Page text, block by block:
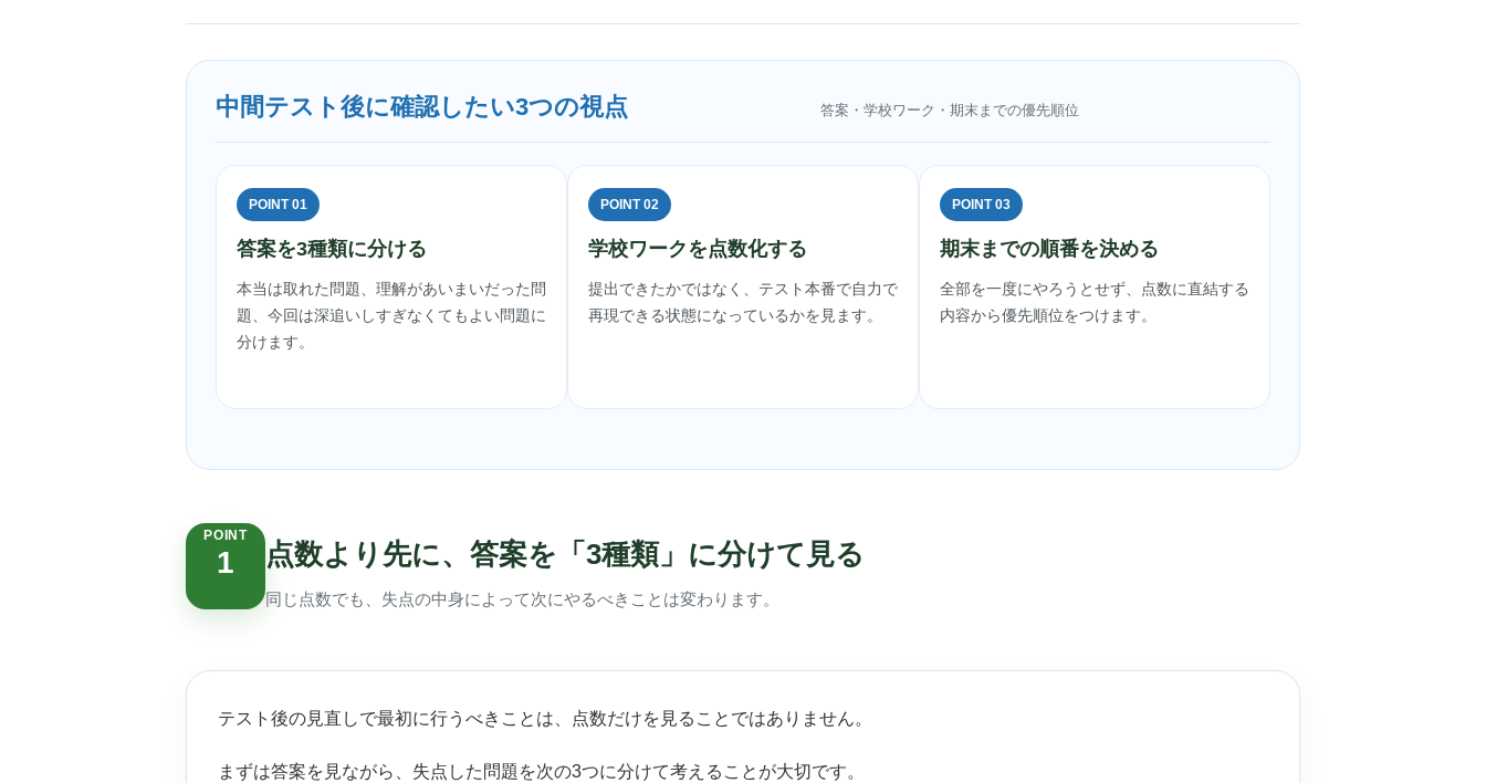
中間テスト後に確認したい3つの視点 答案・学校ワーク・期末までの優先順位
POINT 01
答案を3種類に分ける
本当は取れた問題、理解があいまいだった問
題、今回は深追いしすぎなくてもよい問題に
分けます。
POINT 02
学校ワークを点数化する
提出できたかではなく、テスト本番で自力で
再現できる状態になっているかを見ます。
POINT 03
期末までの順番を決める
全部を一度にやろうとせず、点数に直結する
内容から優先順位をつけます。
POINT
1 点数より先に、答案を「3種類」に分けて見る
同じ点数でも、失点の中身によって次にやるべきことは変わります。
テスト後の見直しで最初に行うべきことは、点数だけを見ることではありません。
まずは答案を見ながら、失点した問題を次の3つに分けて考えることが大切です。